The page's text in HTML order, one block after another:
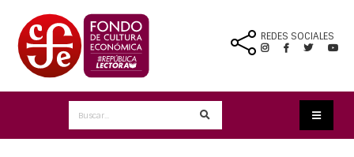
REDES SOCIALES